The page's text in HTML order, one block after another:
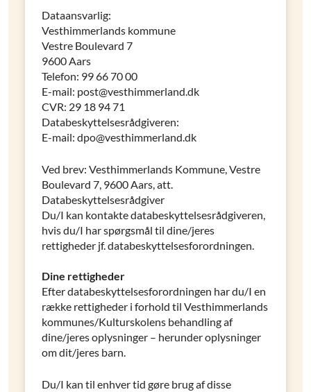
Dataansvarlig:
Vesthimmerlands kommune
Vestre Boulevard 7
9600 Aars
Telefon: 99 66 70 00
E-mail: post@vesthimmerland.dk
CVR: 29 18 94 71
Databeskyttelsesrådgiveren:
E-mail: dpo@vesthimmerland.dk
Ved brev: Vesthimmerlands Kommune, Vestre
Boulevard 7, 9600 Aars, att.
Databeskyttelsesrådgiver
Du/I kan kontakte databeskyttelsesrådgiveren,
hvis du/I har spørgsmål til dine/jeres
rettigheder jf. databeskyttelsesforordningen.
Dine rettigheder
Efter databeskyttelsesforordningen har du/I en
række rettigheder i forhold til Vesthimmerlands
kommunes/Kulturskolens behandling af
dine/jeres oplysninger – herunder oplysninger
om dit/jeres barn.
Du/I kan til enhver tid gøre brug af disse